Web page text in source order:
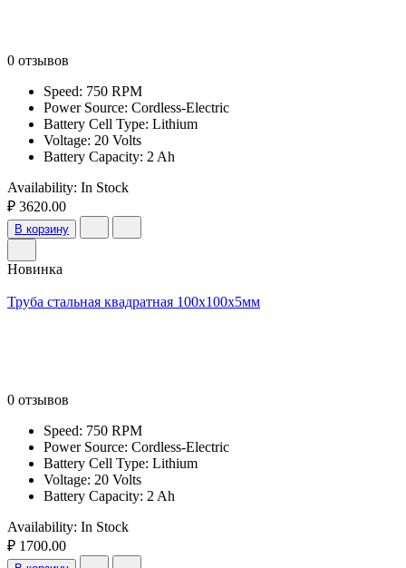
0 отзывов
Speed: 750 RPM
Power Source: Cordless-Electric
Battery Cell Type: Lithium
Voltage: 20 Volts
Battery Capacity: 2 Ah
Availability: In Stock
₽ 3620.00
В корзину
Новинка
Труба стальная квадратная 100х100х5мм
0 отзывов
Speed: 750 RPM
Power Source: Cordless-Electric
Battery Cell Type: Lithium
Voltage: 20 Volts
Battery Capacity: 2 Ah
Availability: In Stock
₽ 1700.00